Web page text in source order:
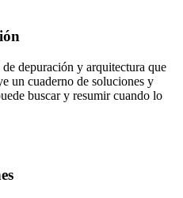
depuración y arquitectura que
un cuaderno de soluciones y
buscar y resumir cuando lo